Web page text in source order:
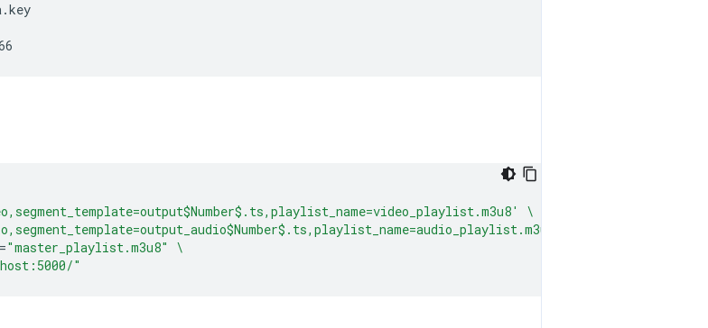
\
="master_playlist.m3u8"
\
"